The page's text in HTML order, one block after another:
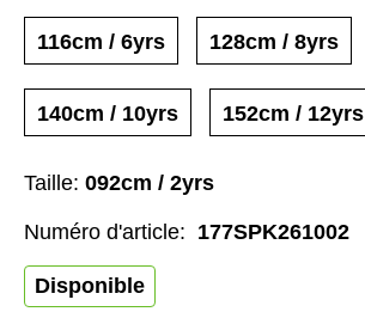
Taille: 092cm / 2yrs
Disponible
116cm / 6yrs 128cm / 8yrs
140cm / 10yrs 152cm / 12yrs
Numéro d'article: 177SPK261002